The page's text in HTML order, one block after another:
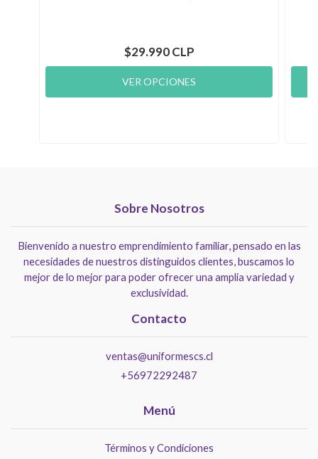
$29.990 CLP
VER OPCIONES
Sobre Nosotros
Bienvenido a nuestro emprendimiento familiar, pensado en las
necesidades de nuestros distinguidos clientes, buscamos lo
mejor de lo mejor para poder ofrecer una amplia variedad y
exclusividad.
Contacto
ventas@uniformescs.cl
+56972292487
Menú
Términos y Condiciones